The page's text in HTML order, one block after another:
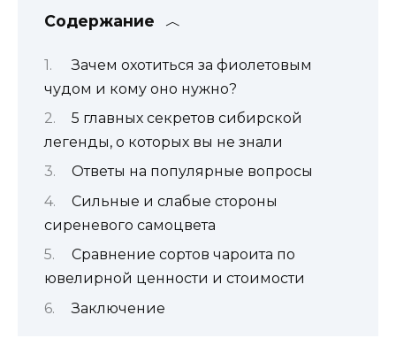
Содержание
Зачем охотиться за фиолетовым
чудом и кому оно нужно?
5 главных секретов сибирской
легенды, о которых вы не знали
Ответы на популярные вопросы
Сильные и слабые стороны
сиреневого самоцвета
Сравнение сортов чароита по
ювелирной ценности и стоимости
Заключение